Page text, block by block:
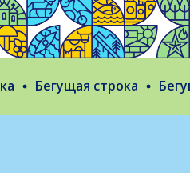
Бегущая строка